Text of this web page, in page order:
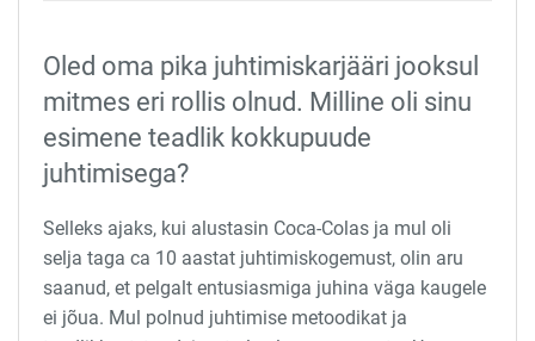
Oled oma pika juhtimiskarjääri jooksul
mitmes eri rollis olnud. Milline oli sinu
esimene teadlik kokkupuude
juhtimisega?
Selleks ajaks, kui alustasin Coca-Colas ja mul oli
selja taga ca 10 aastat juhtimiskogemust, olin aru
saanud, et pelgalt entusiasmiga juhina väga kaugele
ei jõua. Mul polnud juhtimise metoodikat ja